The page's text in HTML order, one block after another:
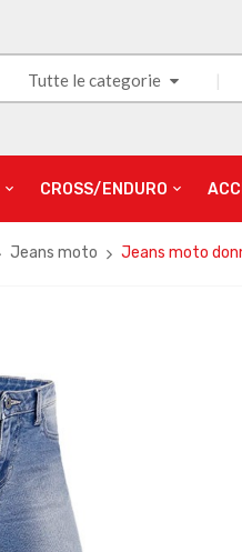
Tutte le categorie
CROSS/ENDURO
Jeans moto Jeans moto